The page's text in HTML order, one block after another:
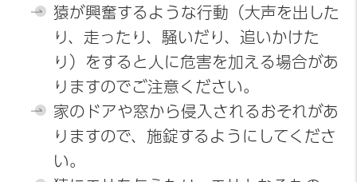
猿が興奮するような行動（大声を出した
り、走ったり、騒いだり、追いかけた
り）をすると人に危害を加える場合があ
りますのでご注意ください。
家のドアや窓から侵入されるおそれがあ
りますので、施錠するようにしてくださ
い。